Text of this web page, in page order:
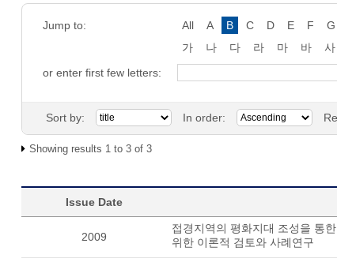
Jump to: All A B C D E F G
가
나 다 라 마 바 사
or enter first few letters:
Sort by: In order:
Showing results 1 to 3 of 3
Issue Date
2009
접경지역의 평화지대 조성을 통
위한 이론적 검토와 사례연구